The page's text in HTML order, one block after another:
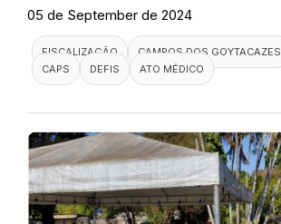
05 de September de 2024
FISCALIZAÇÃO
CAMPOS DOS GOYTACAZES
CAPS
DEFIS ATO MÉDICO